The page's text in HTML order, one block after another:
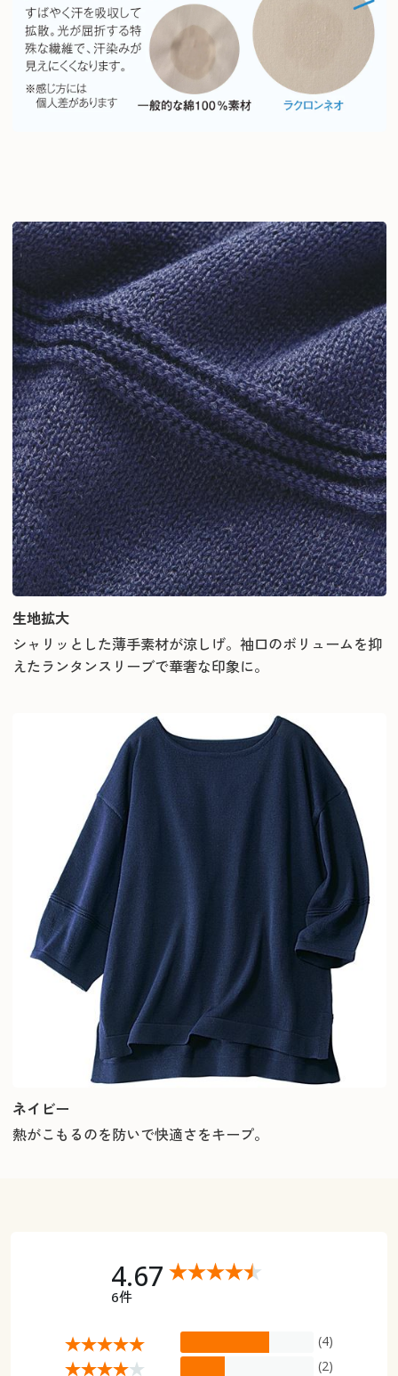
生地拡大
シャリッとした薄手素材が涼しげ。袖口のボリュームを抑
えたランタンスリーブで華奢な印象に。
ネイビー
熱がこもるのを防いで快適さをキープ。
4.67
6件
(4)
(2)